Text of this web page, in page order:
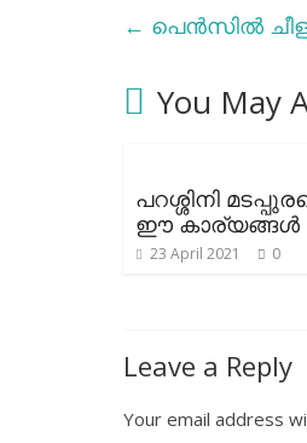
← പെന്‍സില്‍
You May
പറശ്ശിനി
ഈ കാര്യങ്ങൾ
23 April 2021 0
Leave a Reply
Your email address